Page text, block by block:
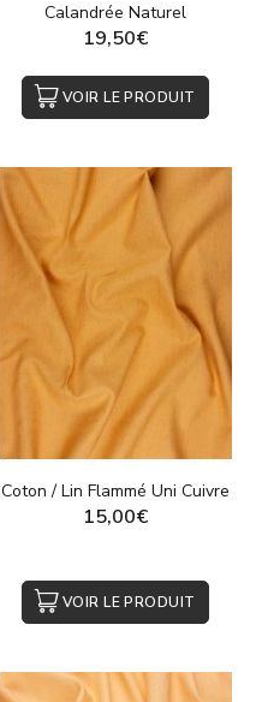
Calandrée Naturel
19,50€
VOIR LE PRODUIT
Coton / Lin Flammé Uni Cuivre
15,00€
VOIR LE PRODUIT